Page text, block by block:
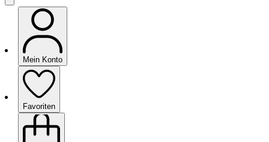
Mein Konto
Favoriten